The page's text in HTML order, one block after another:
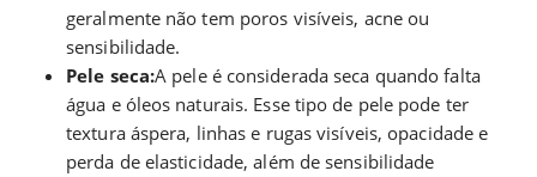
geralmente não tem poros visíveis, acne ou
sensibilidade.
Pele seca:A pele é considerada seca quando falta
água e óleos naturais. Esse tipo de pele pode ter
textura áspera, linhas e rugas visíveis, opacidade e
perda de elasticidade, além de sensibilidade